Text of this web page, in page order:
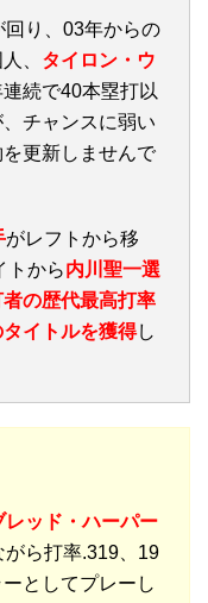
回り、03年からの
、 タイロン・ウ
続で40本塁打以
チャンスに弱い
更新しませんで
がレフトから移
トから内川聖一選
の歴代最高打率
イトルを獲得し
レッド・ハーパー
ら打率.319、19
としてプレーし